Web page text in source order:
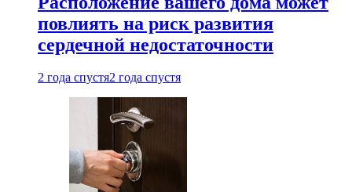
повлиять на риск развития
сердечной недостаточности
2 года спустя2 года спустя